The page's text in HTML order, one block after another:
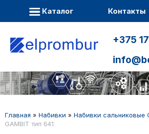
Каталог Контакты
+375
Главная » Набивки » Набивки сальниковые
GAMBIT тип 641